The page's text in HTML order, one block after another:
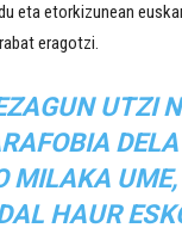
eta etorkizunean
eragotzi.
UTZI
MILAKA
HAUR